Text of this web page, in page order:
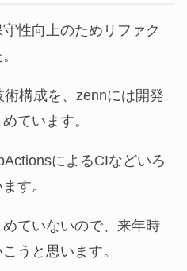
性向上のためリファク
構成を、zennには開発
ています。
によるCIなどいろ
す。
ていないので、来年時
うと思います。